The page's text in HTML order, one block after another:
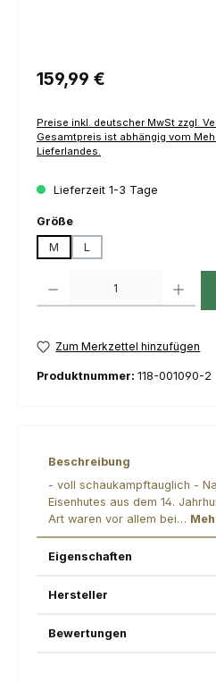
Regulärer Preis:
159,99 €
Preise inkl. deutscher MwSt zzgl. Versandkosten. Der
Gesamtpreis ist abhängig vom
Lieferlandes.
Lieferzeit 1-3 Tage
Größeauswählen
M
L
Zum Merkzettel hinzufügen
Produktnummer: 118-001090-2
Beschreibung
- voll schaukampftauglich -
Eisenhutes aus dem 14.
Art waren vor allem bei…
Eigenschaften
Hersteller
Bewertungen